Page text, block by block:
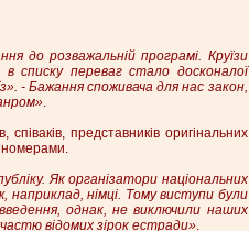
до розважальній програмі. Круїзи
списку переваг стало досконалої
- Бажання споживача для нас закон,
.
представників оригінальних
номерами.
Як організатори національних
наприклад, німці. Тому виступи були
однак, не виключили наших
відомих зірок естради».